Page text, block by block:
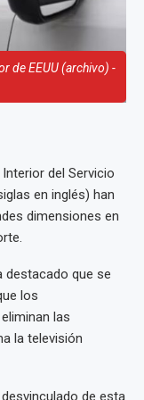
de EEUU (archivo) -
del Servicio
en inglés) han
dimensiones en
destacado que se
los
las
la televisión
de esta